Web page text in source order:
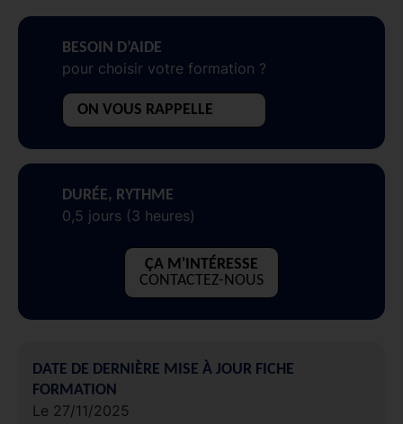
BESOIN D’AIDE
pour choisir votre formation ?
ON VOUS RAPPELLE
DURÉE, RYTHME
0,5 jours (3 heures)
ÇA M'INTÉRESSE
CONTACTEZ-NOUS
DATE DE DERNIÈRE MISE À JOUR FICHE
FORMATION
Le 27/11/2025